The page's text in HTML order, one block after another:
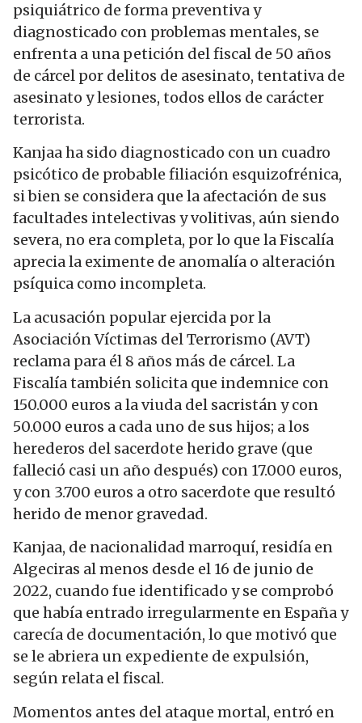
psiquiátrico de forma preventiva y
diagnosticado con problemas mentales, se
enfrenta a una petición del fiscal de 50 años
de cárcel por delitos de asesinato, tentativa de
asesinato y lesiones, todos ellos de carácter
terrorista.
Kanjaa ha sido diagnosticado con un cuadro
psicótico de probable filiación esquizofrénica,
si bien se considera que la afectación de sus
facultades intelectivas y volitivas, aún siendo
severa, no era completa, por lo que la Fiscalía
aprecia la eximente de anomalía o alteración
psíquica como incompleta.
La acusación popular ejercida por la
Asociación Víctimas del Terrorismo (AVT)
reclama para él 8 años más de cárcel. La
Fiscalía también solicita que indemnice con
150.000 euros a la viuda del sacristán y con
50.000 euros a cada uno de sus hijos; a los
herederos del sacerdote herido grave (que
falleció casi un año después) con 17.000 euros,
y con 3.700 euros a otro sacerdote que resultó
herido de menor gravedad.
Kanjaa, de nacionalidad marroquí, residía en
Algeciras al menos desde el 16 de junio de
2022, cuando fue identificado y se comprobó
que había entrado irregularmente en España y
carecía de documentación, lo que motivó que
se le abriera un expediente de expulsión,
según relata el fiscal.
Momentos antes del ataque mortal, entró en